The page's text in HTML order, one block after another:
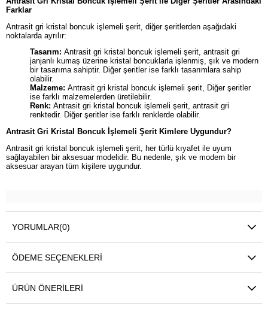
Farklar
Antrasit gri kristal boncuk işlemeli şerit, diğer şeritlerden aşağıdaki
noktalarda ayrılır:
Tasarım: Antrasit gri kristal boncuk işlemeli şerit, antrasit gri
janjanlı kumaş üzerine kristal boncuklarla işlenmiş, şık ve modern
bir tasarıma sahiptir. Diğer şeritler ise farklı tasarımlara sahip
olabilir.
Malzeme: Antrasit gri kristal boncuk işlemeli şerit, Diğer şeritler
ise farklı malzemelerden üretilebilir.
Renk: Antrasit gri kristal boncuk işlemeli şerit, antrasit gri
renktedir. Diğer şeritler ise farklı renklerde olabilir.
Antrasit Gri Kristal Boncuk İşlemeli Şerit Kimlere Uygundur?
Antrasit gri kristal boncuk işlemeli şerit, her türlü kıyafet ile uyum
sağlayabilen bir aksesuar modelidir. Bu nedenle, şık ve modern bir
aksesuar arayan tüm kişilere uygundur.
YORUMLAR(0)
ÖDEME SEÇENEKLERI
ÜRÜN ÖNERILERI